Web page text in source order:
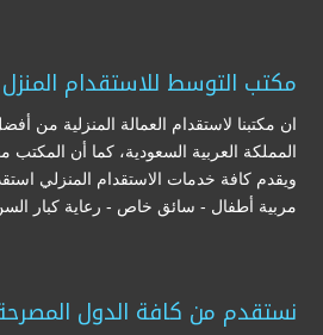
مكتب التوسط للاستقدام المنزل
ان مكتبنا لاستقدام العمالة المنزلية من
المملكة العربية السعودية، كما أن
ويقدم كافة خدمات الاستقدام المنزلي
مربية أطفال - سائق خاص - رعاية كبار
نستقدم من كافة الدول